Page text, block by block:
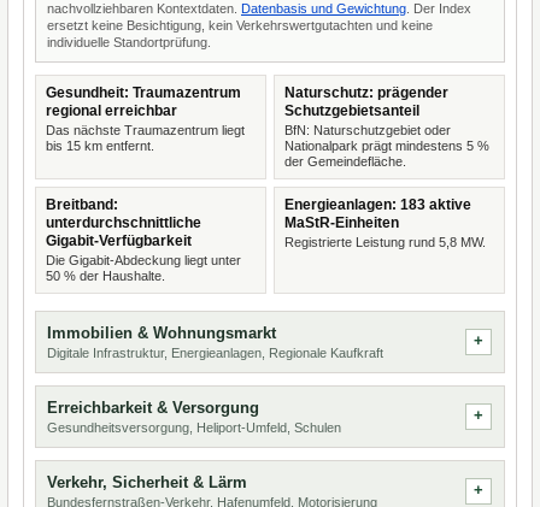
nachvollziehbaren Kontextdaten. Datenbasis und Gewichtung . Der Index
ersetzt keine Besichtigung, kein Verkehrswertgutachten und keine
individuelle Standortprüfung.
Gesundheit: Traumazentrum
regional erreichbar
Das nächste Traumazentrum liegt
bis 15 km entfernt.
Naturschutz: prägender
Schutzgebietsanteil
BfN: Naturschutzgebiet oder
Nationalpark prägt mindestens 5 %
der Gemeindefläche.
Breitband:
unterdurchschnittliche
Gigabit-Verfügbarkeit
Die Gigabit-Abdeckung liegt unter
50 % der Haushalte.
Energieanlagen: 183 aktive
MaStR-Einheiten
Registrierte Leistung rund 5,8 MW.
Immobilien & Wohnungsmarkt
Digitale Infrastruktur, Energieanlagen, Regionale Kaufkraft
Erreichbarkeit & Versorgung
Gesundheitsversorgung, Heliport-Umfeld, Schulen
Verkehr, Sicherheit & Lärm
Bundesfernstraßen-Verkehr, Hafenumfeld, Motorisierung